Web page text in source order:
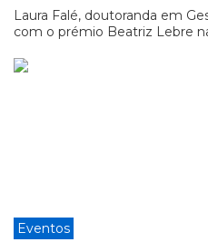
Laura Falé, doutoranda em
com o prémio Beatriz Lebre
Eventos